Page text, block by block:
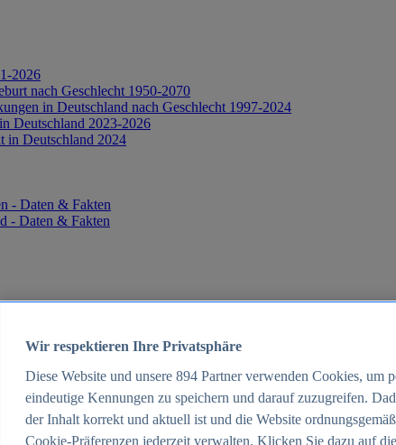
2026
nach Geschlecht 1950-2070
in Deutschland nach Geschlecht 1997-2024
Deutschland 2023-2026
in Deutschland 2024
- Daten & Fakten
- Daten & Fakten
2012-2025
weltweit 2025
2025
Wir respektieren Ihre Privatsphäre
Diese Website und unsere 894 Partner verwenden Cookies, um
eindeutige Kennungen zu speichern und darauf zuzugreifen.
der Inhalt korrekt und aktuell ist und die Website
Cookie-Präferenzen jederzeit verwalten. Klicken Sie dazu auf